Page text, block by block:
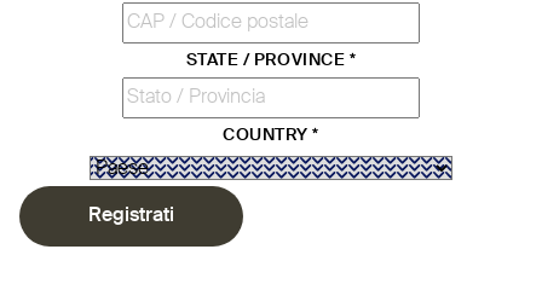
STATE / PROVINCE *
COUNTRY*
Registrati